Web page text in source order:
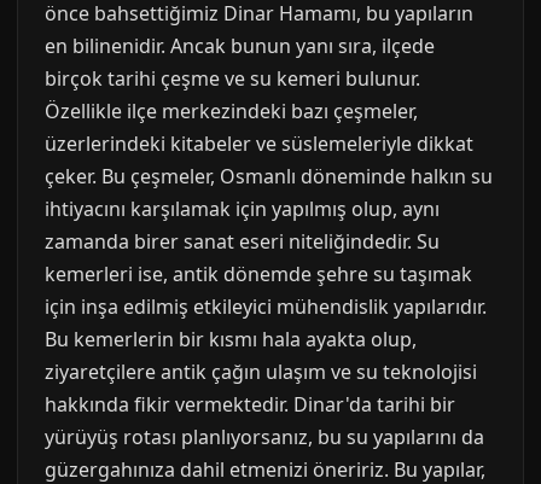
önce bahsettiğimiz Dinar Hamamı, bu yapıların
en bilinenidir. Ancak bunun yanı sıra, ilçede
birçok tarihi çeşme ve su kemeri bulunur.
Özellikle ilçe merkezindeki bazı çeşmeler,
üzerlerindeki kitabeler ve süslemeleriyle dikkat
çeker. Bu çeşmeler, Osmanlı döneminde halkın su
ihtiyacını karşılamak için yapılmış olup, aynı
zamanda birer sanat eseri niteliğindedir. Su
kemerleri ise, antik dönemde şehre su taşımak
için inşa edilmiş etkileyici mühendislik yapılarıdır.
Bu kemerlerin bir kısmı hala ayakta olup,
ziyaretçilere antik çağın ulaşım ve su teknolojisi
hakkında fikir vermektedir. Dinar'da tarihi bir
yürüyüş rotası planlıyorsanız, bu su yapılarını da
güzergahınıza dahil etmenizi öneririz. Bu yapılar,